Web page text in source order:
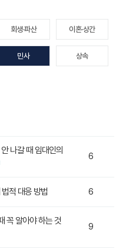
회생·파산 이혼·상간
민사 상속
나갈 때 임대인의
6
적 대응 방법 6
꼭 알아야 하는 것
9